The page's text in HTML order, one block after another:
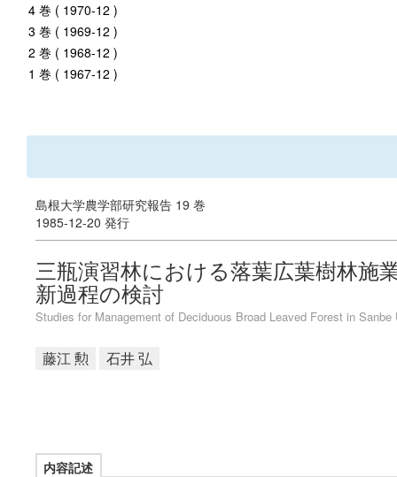
4 巻 ( 1970-12 )
3 巻 ( 1969-12 )
2 巻 ( 1968-12 )
1 巻 ( 1967-12 )
島根大学農学部研究報告 19 巻
1985-12-20 発行
三瓶演習林における落葉広葉樹林施
新過程の検討
Studies for Management of Deciduous Broad Leaved Forest in
藤江 勲 石井 弘
内容記述